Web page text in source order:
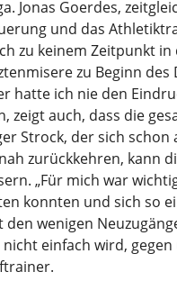
Jonas Goerdes,
und das
zu keinem Zeitpunkt
zu Beginn
hatte ich nie den
zeigt auch, dass die
Strock, der sich
zurückkehren, kann
„Für mich war
konnten und sich so
wenigen
einfach wird,